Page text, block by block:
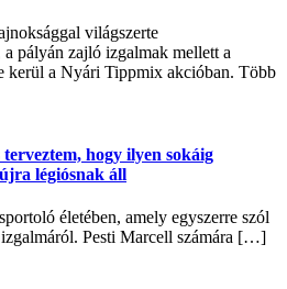
világszerte
pályán zajló izgalmak mellett a
kerül a Nyári Tippmix akcióban. Több
hogy ilyen sokáig
légiósnak áll
életében, amely egyszerre szól
izgalmáról. Pesti Marcell számára […]